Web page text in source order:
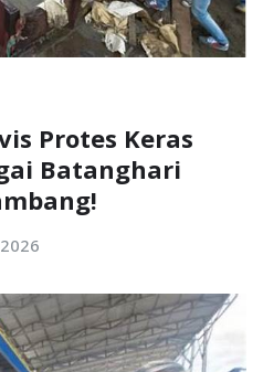
Protes Keras
Batanghari